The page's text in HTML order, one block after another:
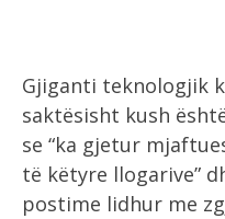
Gjiganti teknologjik
saktësisht kush
se “ka gjetur
të këtyre llogarive”
postime lidhur me